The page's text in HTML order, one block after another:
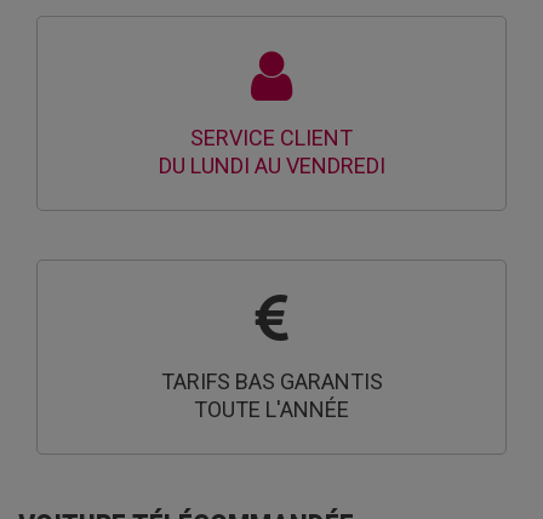
SERVICE CLIENT
DU LUNDI AU VENDREDI
TARIFS BAS GARANTIS
TOUTE L'ANNÉE